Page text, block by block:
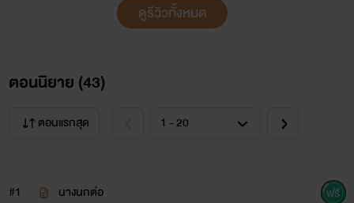
ดูรีวิวทั้งหมด
ตอนนิยาย (43)
ตอนแรกสุด
#1 นางนกต่อ